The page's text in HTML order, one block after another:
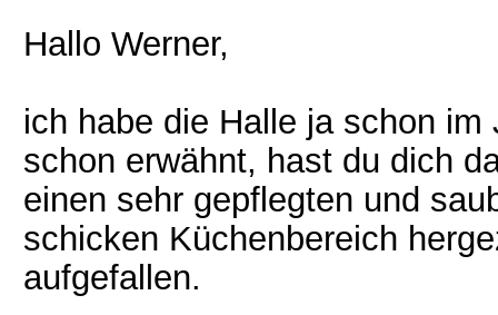
Hallo Werner,
ich habe die Halle ja schon
schon erwähnt, hast du dich
einen sehr gepflegten und
schicken Küchenbereich
aufgefallen.